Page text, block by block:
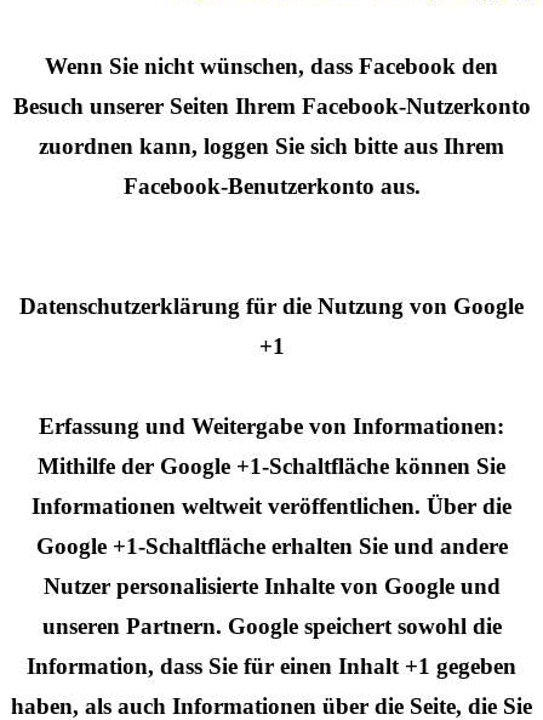
Wenn Sie nicht wünschen, dass Facebook den
Besuch unserer Seiten Ihrem Facebook-Nutzerkonto
zuordnen kann, loggen Sie sich bitte aus Ihrem
Facebook-Benutzerkonto aus.
Datenschutzerklärung für die Nutzung von Google
+1
Erfassung und Weitergabe von Informationen:
Mithilfe der Google +1-Schaltfläche können Sie
Informationen weltweit veröffentlichen. Über die
Google +1-Schaltfläche erhalten Sie und andere
Nutzer personalisierte Inhalte von Google und
unseren Partnern. Google speichert sowohl die
Information, dass Sie für einen Inhalt +1 gegeben
haben, als auch Informationen über die Seite, die Sie